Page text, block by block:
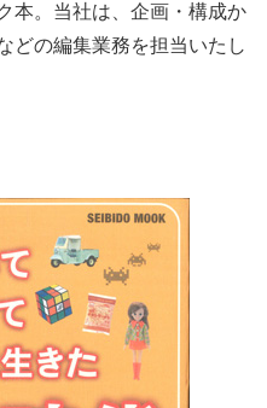
本。当社は、企画・構成か
どの編集業務を担当いたし